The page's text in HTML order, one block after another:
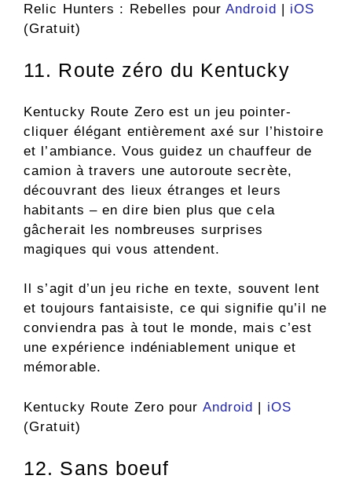
Relic Hunters : Rebelles pourAndroid | iOS
(Gratuit)
11. Route zéro du Kentucky
Kentucky Route Zero est un jeu pointer-
cliquer élégant entièrement axé sur l’histoire
et l’ambiance. Vous guidez un chauffeur de
camion à travers une autoroute secrète,
découvrant des lieux étranges et leurs
habitants – en dire bien plus que cela
gâcherait les nombreuses surprises
magiques qui vous attendent.
Il s’agit d’un jeu riche en texte, souvent lent
et toujours fantaisiste, ce qui signifie qu’il ne
conviendra pas à tout le monde, mais c’est
une expérience indéniablement unique et
mémorable.
Kentucky Route Zero pour Android | iOS
(Gratuit)
12. Sans boeuf